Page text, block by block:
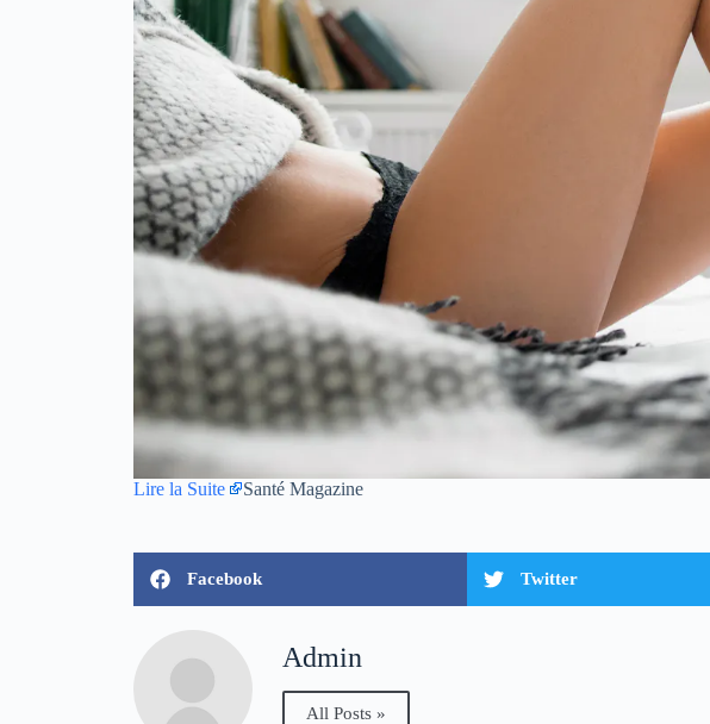
Lire la Suite Santé Magazine
Facebook Twitter
Admin
All Posts »